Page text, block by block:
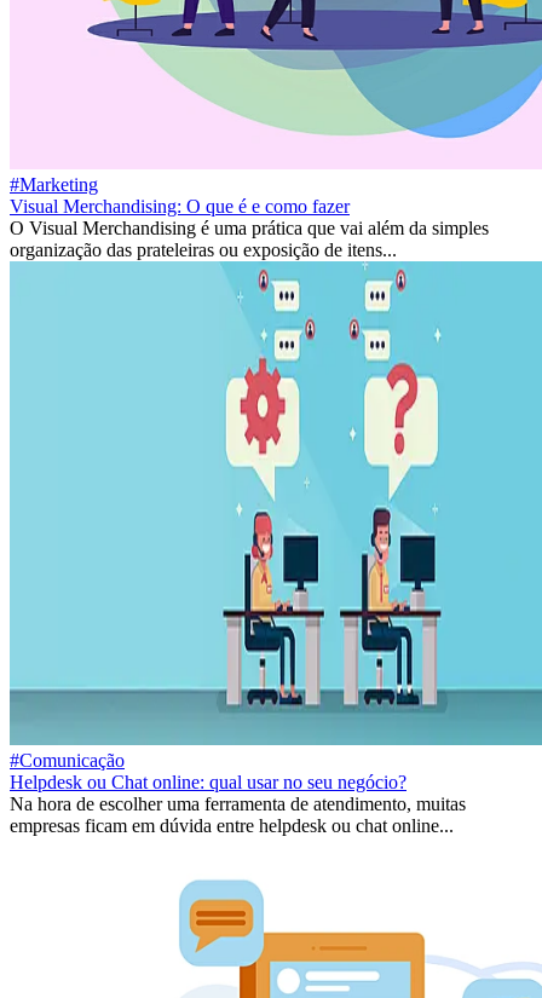
#Marketing
Visual Merchandising: O que é e como fazer
O Visual Merchandising é uma prática que vai além da simples
organização das prateleiras ou exposição de itens...
#Comunicação
Helpdesk ou Chat online: qual usar no seu negócio?
Na hora de escolher uma ferramenta de atendimento, muitas
empresas ficam em dúvida entre helpdesk ou chat online...